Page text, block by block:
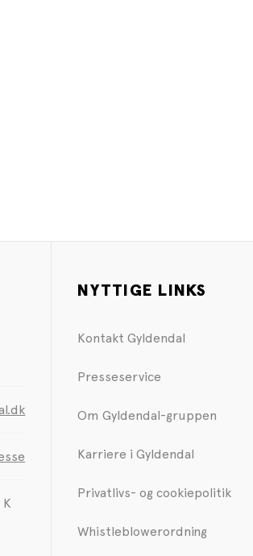
NYTTIGE LINKS
Kontakt Gyldendal
Presseservice
Om Gyldendal-gruppen
Karriere i Gyldendal
Privatlivs- og cookiepolitik
Whistleblowerordning